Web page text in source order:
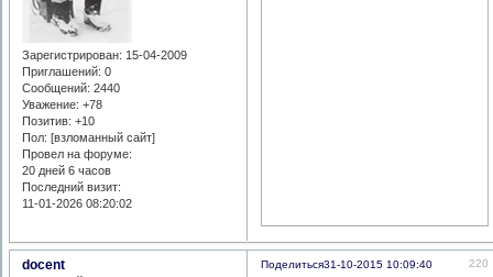
Зарегистрирован: 15-04-2009
Приглашений: 0
Сообщений: 2440
Уважение: +78
Позитив: +10
Пол: [взломанный сайт]
Провел на форуме:
20 дней 6 часов
Последний визит:
11-01-2026 08:20:02
Поделиться 220
31-10-2015 10:09:40
docent